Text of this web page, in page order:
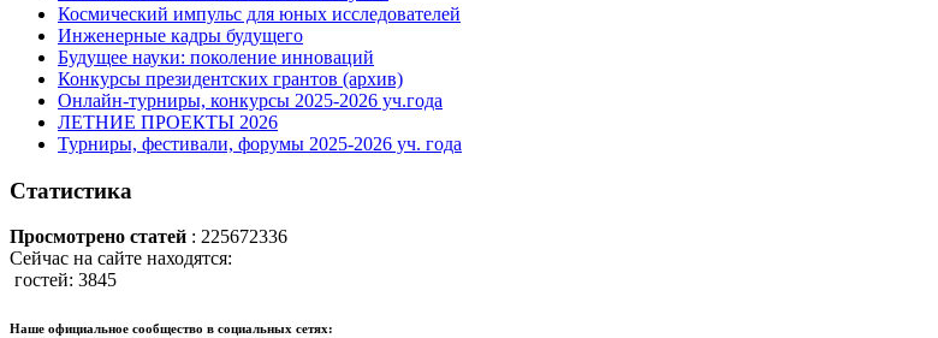
Космический импульс для юных исследователей
Инженерные кадры будущего
Будущее науки: поколение инноваций
Конкурсы президентских грантов (архив)
Онлайн-турниры, конкурсы 2025-2026 уч.года
ЛЕТНИЕ ПРОЕКТЫ 2026
Турниры, фестивали, форумы 2025-2026 уч. года
Статистика
Просмотрено статей : 225672336
Сейчас на сайте находятся:
гостей: 3845
Наше официальное сообщество в социальных сетях: